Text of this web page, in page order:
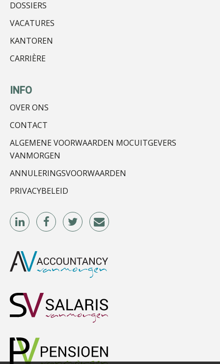
Herman van Kesteren
John Bult
DOSSIERS
VACATURES
KANTOREN
CARRIÈRE
INFO
OVER ONS
CONTACT
ALGEMENE VOORWAARDEN MOCUITGEVERS
VANMORGEN
ANNULERINGSVOORWAARDEN
PRIVACYBELEID